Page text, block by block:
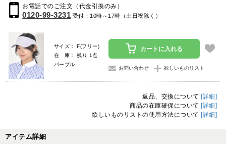
お電話でのご注文（代金引換のみ）
0120-99-3231 受付：10時～17時（土日祝除く）
サイズ： F(フリー)
在 庫： 残り 1点
パープル
カートに入れる
お問い合わせ 欲しいものリスト
返品、交換について [詳細]
商品の在庫確保について [詳細]
欲しいものリストの使用方法について [詳細]
アイテム詳細